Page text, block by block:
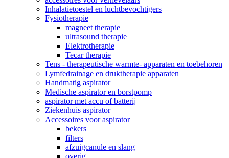
Inhalatietoestel en luchtbevochtigers
Fysiotherapie
magneet therapie
ultrasound therapie
Elektrotherapie
Tecar therapie
Tens - therapeutische warmte- apparaten en toebehoren
Lymfedrainage en druktherapie apparaten
Handmatig aspirator
Medische aspirator en borstpomp
aspirator met accu of batterij
Ziekenhuis aspirator
Accessoires voor aspirator
bekers
filters
afzuigcanule en slang
overig